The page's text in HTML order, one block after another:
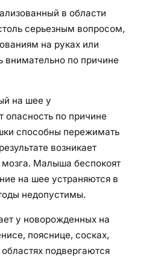
в области
серьезным вопросом,
на руках или
внимательно по причине
на шее у
опасность по причине
способны пережимать
возникает
Малыша беспокоят
на шее устраняются в
недопустимы.
у новорожденных на
пояснице, сосках,
подвергаются